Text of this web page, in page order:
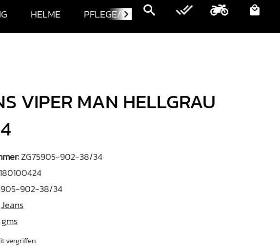
HELME PFLEGE/WARTUNG MOTORRÄDER
VIPER MAN HELLGRAU
ZG75905-902-38/34
902-38/34
Jeans
gms
vergriffen